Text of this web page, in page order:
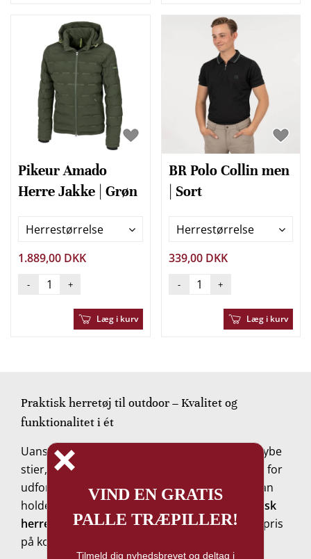
Pikeur Amado
Herre Jakke | Grøn
Herrestørrelse
1.889,00 DKK
- +
Læg i kurv
BR Polo Collin men
| Sort
Herrestørrelse
339,00 DKK
- +
Læg i kurv
Praktisk herretøj til outdoor – Kvalitet og
funktionalitet i ét
Uanset om du bevæger dig gennem skovens dybe
stier, nyder en fisketur ved søen eller står over for
udfordrende vejrforhold, kræver det tøj, der kan
holde til naturens luner. Vores udvalg af
praktisk
herretøj til outdoorer skabt til dig, der sætter pris
på komfort, slidstyrke og funktionalitet.